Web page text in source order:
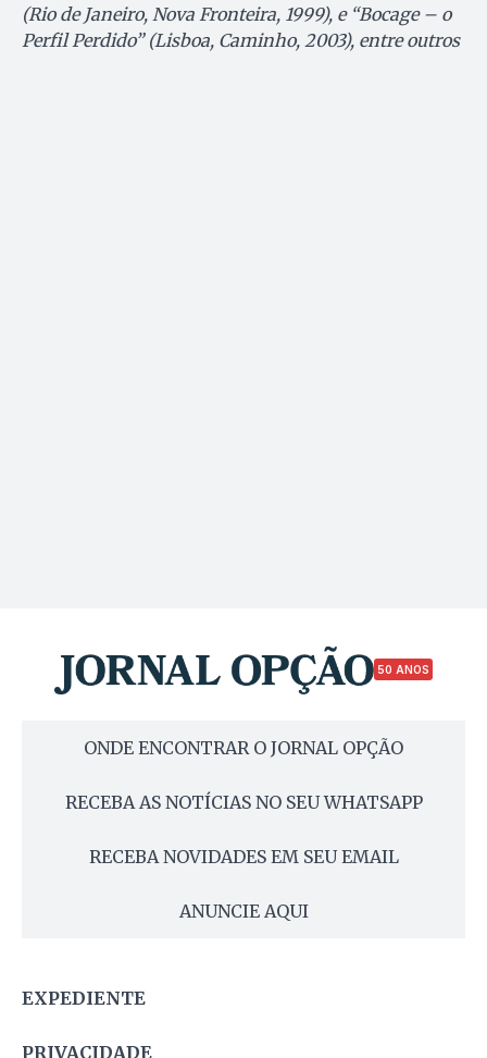
(Rio de Janeiro, Nova Fronteira, 1999), e “Bocage – o
Perfil Perdido” (Lisboa, Caminho, 2003), entre outros
50 ANOS
ONDE ENCONTRAR O JORNAL OPÇÃO
RECEBA AS NOTÍCIAS NO SEU WHATSAPP
RECEBA NOVIDADES EM SEU EMAIL
ANUNCIE AQUI
EXPEDIENTE
PRIVACIDADE